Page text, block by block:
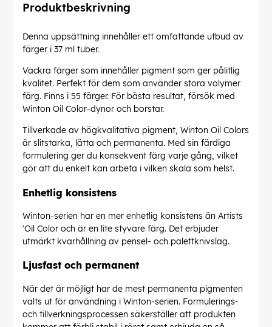
Produktbeskrivning
Denna uppsättning innehåller ett omfattande utbud av
färger i 37 ml tuber.
Vackra färger som innehåller pigment som ger pålitlig
kvalitet. Perfekt för dem som använder stora volymer
färg. Finns i 55 färger. För bästa resultat, försök med
Winton Oil Color-dynor och borstar.
Tillverkade av högkvalitativa pigment, Winton Oil Colors
är slitstarka, lätta och permanenta. Med sin färdiga
formulering ger du konsekvent färg varje gång, vilket
gör att du enkelt kan arbeta i vilken skala som helst.
Enhetlig konsistens
Winton-serien har en mer enhetlig konsistens än Artists
'Oil Color och är en lite styvare färg. Det erbjuder
utmärkt kvarhållning av pensel- och palettknivslag.
Ljusfast och permanent
När det är möjligt har de mest permanenta pigmenten
valts ut för användning i Winton-serien. Formulerings-
och tillverkningsprocessen säkerställer att produkten